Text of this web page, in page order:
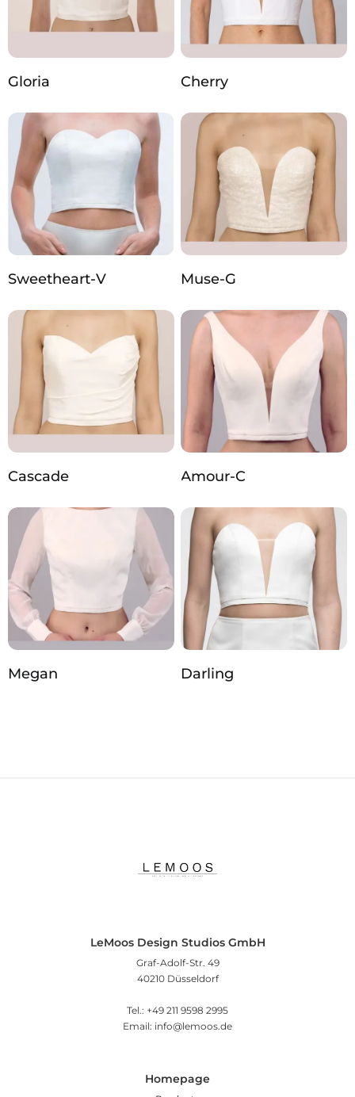
Gloria Cherry
Sweetheart-V Muse-G
Cascade Amour-C
Megan Darling
LeMoos Design Studios GmbH
Graf-Adolf-Str. 49
40210 Düsseldorf
Tel.: +49 211 9598 2995
Email: info@lemoos.de
Homepage